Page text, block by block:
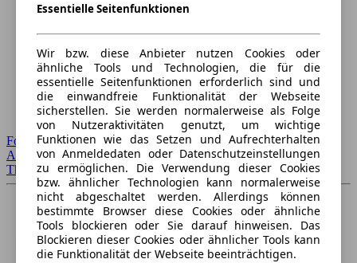
Forum Startseite
Alle Auto-Foren
Themen-Forum
Essentielle Seitenfunktionen
Wir bzw. diese Anbieter nutzen Cookies oder
ähnliche Tools und Technologien, die für die
essentielle Seitenfunktionen erforderlich sind und
die einwandfreie Funktionalität der Webseite
sicherstellen. Sie werden normalerweise als Folge
von Nutzeraktivitäten genutzt, um wichtige
Funktionen wie das Setzen und Aufrechterhalten
von Anmeldedaten oder Datenschutzeinstellungen
zu ermöglichen. Die Verwendung dieser Cookies
bzw. ähnlicher Technologien kann normalerweise
nicht abgeschaltet werden. Allerdings können
bestimmte Browser diese Cookies oder ähnliche
Tools blockieren oder Sie darauf hinweisen. Das
Blockieren dieser Cookies oder ähnlicher Tools kann
die Funktionalität der Webseite beeinträchtigen.